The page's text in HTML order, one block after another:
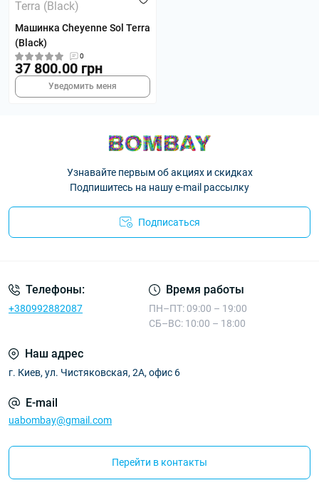
Машинка Cheyenne Sol Terra
(Black)
0
37 800.00 грн
Уведомить меня
Узнавайте первым об акциях и скидках
Подпишитесь на нашу e-mail рассылку
Подписаться
Телефоны:
+380992882087
Время работы
ПН–ПТ: 09:00 – 19:00
СБ–ВС: 10:00 – 18:00
Наш адрес
г. Киев, ул. Чистяковская, 2А, офис 6
E-mail
uabombay@gmail.com
Перейти в контакты